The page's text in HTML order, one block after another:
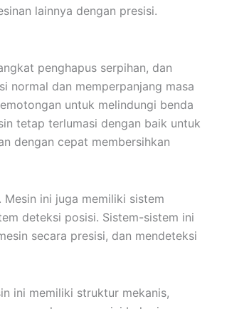
lainnya dengan presisi.
penghapus serpihan, dan
normal dan memperpanjang masa
untuk melindungi benda
tetap terlumasi dengan baik untuk
dengan cepat membersihkan
ini juga memiliki sistem
deteksi posisi. Sistem-sistem ini
secara presisi, dan mendeteksi
ini memiliki struktur mekanis,